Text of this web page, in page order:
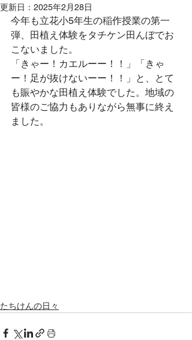
更新日： 2025年2月28日
今年も立花小5年生の稲作授業の第一
弾、田植え体験をタチケン田んぼでお
こないました。
「きゃー！カエルーー！！」「きゃ
ー！足が抜けないーー！！」と、とて
も賑やかな田植え体験でした。地域の
皆様のご協力もありながら無事に終え
ました。
たちけんの日々